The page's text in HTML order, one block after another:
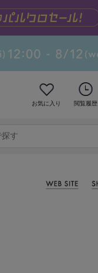
お気に入り 閲覧履歴